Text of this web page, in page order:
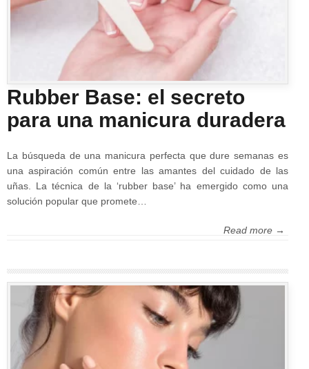
Rubber Base: el secreto
para una manicura duradera
La búsqueda de una manicura perfecta que dure semanas es
una aspiración común entre las amantes del cuidado de las
uñas. La técnica de la ‘rubber base’ ha emergido como una
solución popular que promete…
Read more →